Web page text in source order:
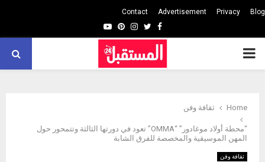
Blog
Privacy
Advertisement
Contact
Facebook
Twitter
Instagram
Pinterest
Youtube
PRIMARY
Home ثقافة وفن
“محطة أولاد موغادور” “OMMA” تعود في دورتها الثالثة وتتمحور حول
المهن الموسيقية والمخصصة للفرق الشابة
ثقافة وفن